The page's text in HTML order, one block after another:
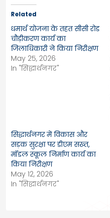
Related
धमार्थ योजना के तहत सीसी रोड
चौड़ीकरण कार्य का
जिलाधिकारी ने किया निरीक्षण
May 25, 2026
In "सिद्धार्थनगर"
सिद्धार्थनगर में विकास और
सड़क सुरक्षा पर डीएम सख्त,
मॉडल स्कूल निर्माण कार्य का
किया निरीक्षण
May 12, 2026
In "सिद्धार्थनगर"